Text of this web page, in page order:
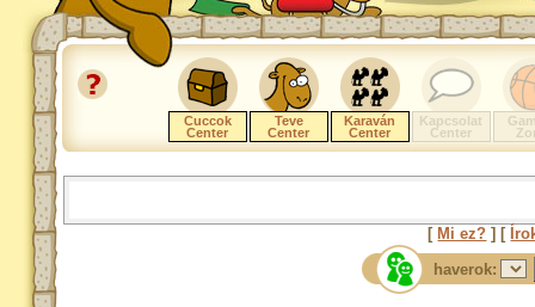
Cuccok
Center
Teve
Center
Karaván
Center
Kapcsolat
Center
[ Mi ez? ] [
haverok: